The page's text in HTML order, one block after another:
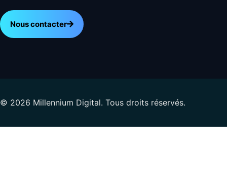
Nous contacter
© 2026 Millennium Digital. Tous droits réservés.